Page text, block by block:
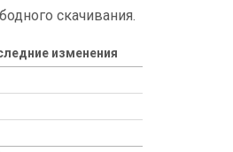
скачивания.
изменения